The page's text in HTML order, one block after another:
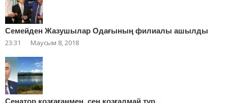
Cемейден Жазушылар Одағының филиалы ашылды
23:31 Маусым 8, 2018